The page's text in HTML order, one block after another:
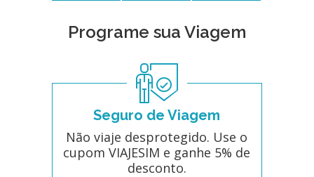
Programe sua Viagem
Seguro de Viagem
Não viaje desprotegido. Use o
cupom VIAJESIM e ganhe 5% de
desconto.